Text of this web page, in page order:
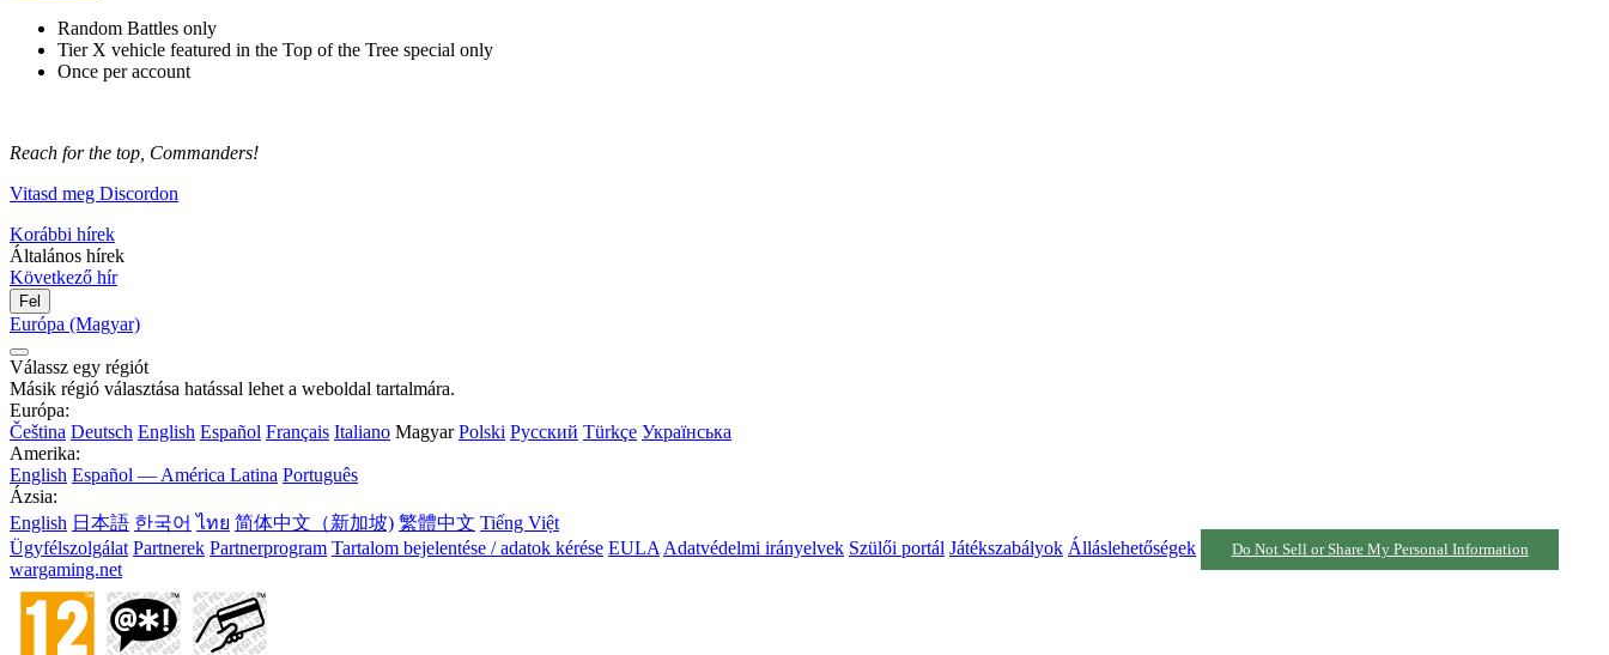
Random Battles only
Tier X vehicle featured in the Top of the Tree special only
Once per account
Reach for the top, Commanders!
Vitasd meg Discordon
Korábbi hírek
Általános hírek
Következő hír
Fel
Európa (Magyar)
Válassz egy régiót
Másik régió választása hatással lehet a weboldal tartalmára.
Európa:
Čeština Deutsch English Español Français Italiano Magyar Polski Русский Türkçe Українська
Amerika:
English Español — América Latina Português
Ázsia:
English 日本語 한국어 ไทย 简体中文（新加坡) 繁體中文 Tiếng Việt
Ügyfélszolgálat Partnerek Partnerprogram Tartalom bejelentése / adatok kérése EULA Adatvédelmi irányelvek Szülői portál Játékszabályok Álláslehetőségek Do Not Sell or Share My Personal Information
wargaming.net